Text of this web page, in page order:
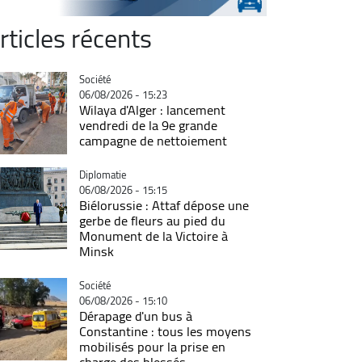
récents
Catégorie
Société
06/08/2026 - 15:23
Wilaya d'Alger : lancement
vendredi de la 9e grande
campagne de nettoiement
Catégorie
Diplomatie
06/08/2026 - 15:15
Biélorussie : Attaf dépose une
gerbe de fleurs au pied du
Monument de la Victoire à
Minsk
Catégorie
Société
06/08/2026 - 15:10
Dérapage d'un bus à
Constantine : tous les moyens
mobilisés pour la prise en